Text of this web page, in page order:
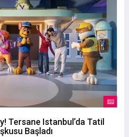
Tersane Istanbul’da Tatil
Başladı